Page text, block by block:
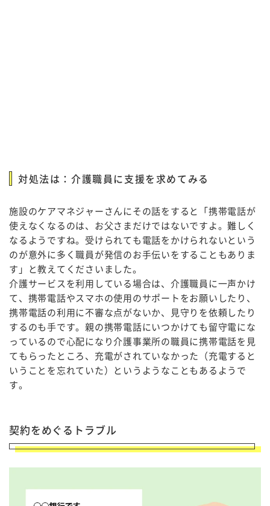
対処法は：介護職員に支援を求めてみる
施設のケアマネジャーさんにその話をすると「携帯電話が
使えなくなるのは、お父さまだけではないですよ。難しく
なるようですね。受けられても電話をかけられないという
のが意外に多く職員が発信のお手伝いをすることもありま
す」と教えてくださいました。
介護サービスを利用している場合は、介護職員に一声かけ
て、携帯電話やスマホの使用のサポートをお願いしたり、
携帯電話の利用に不審な点がないか、見守りを依頼したり
するのも手です。親の携帯電話にいつかけても留守電にな
っているので心配になり介護事業所の職員に携帯電話を見
てもらったところ、充電がされていなかった（充電すると
いうことを忘れていた）というようなこともあるようで
す。
契約をめぐるトラブル